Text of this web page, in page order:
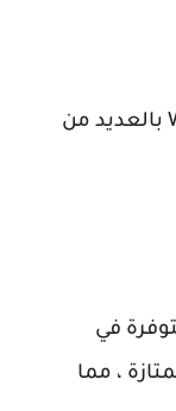
بالعديد من
في
، مما